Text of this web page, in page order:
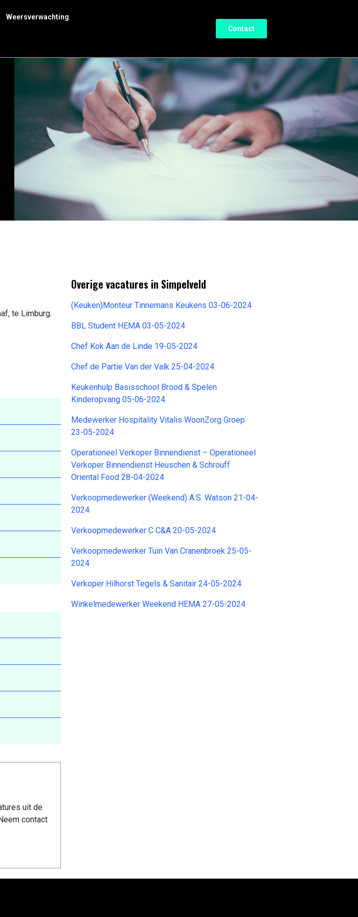
Weersverwachting
Contact
te Limburg.
uit de
contact
Overige vacatures in Simpelveld
(Keuken)Monteur Tinnemans Keukens 03-06-2024
BBL Student HEMA 03-05-2024
Chef Kok Aan de Linde 19-05-2024
Chef de Partie Van der Valk 25-04-2024
Keukenhulp Basisschool Brood & Spelen
Kinderopvang 05-06-2024
Medewerker Hospitality Vitalis WoonZorg Groep
23-05-2024
Operationeel Verkoper Binnendienst – Operationeel
Verkoper Binnendienst Heuschen & Schrouff
Oriental Food 28-04-2024
Verkoopmedewerker (Weekend) A.S. Watson 21-04-
2024
Verkoopmedewerker C C&A 20-05-2024
Verkoopmedewerker Tuin Van Cranenbroek 25-05-
2024
Verkoper Hilhorst Tegels & Sanitair 24-05-2024
Winkelmedewerker Weekend HEMA 27-05-2024